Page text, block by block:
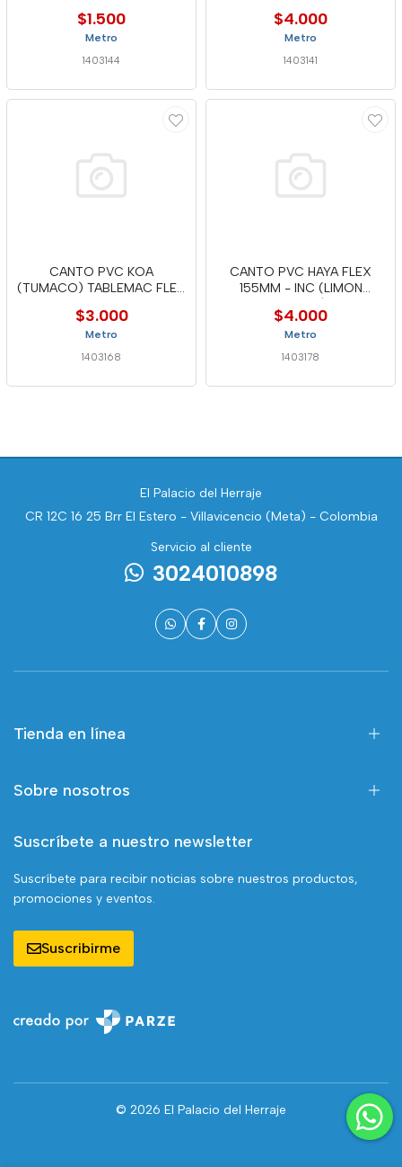
$1.500
Metro
1403144
$4.000
Metro
1403141
CANTO PVC KOA
(TUMACO) TABLEMAC FLEX
$3.000
Metro
1403168
CANTO PVC HAYA FLEX
155MM - INC (LIMON
$4.000
Metro
1403178
El Palacio del Herraje
CR 12C 16 25 Brr El Estero - Villavicencio (Meta) - Colombia
Servicio al cliente
3024010898
Tienda en línea
Sobre nosotros
Suscríbete a nuestro newsletter
Suscríbete para recibir noticias sobre nuestros productos,
promociones y eventos.
Suscribirme
© 2026 El Palacio del Herraje